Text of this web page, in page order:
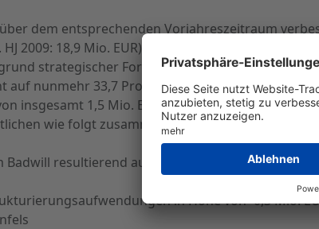
dem entsprechenden Vorjahreszeitraum
HJ 2009: 18,9 Mio. EUR). Die Rohertragsmarge
strategischer Forschungs- und
auf nunmehr 33,7 Prozent. Das Ergebnis vor
insgesamt 1,5 Mio. EUR deutlich auf 3,5 Mio.
wie folgt zusammen:
Badwill resultierend aus der Erstkonsolidierung der
in Höhe von -0,3 Mio.